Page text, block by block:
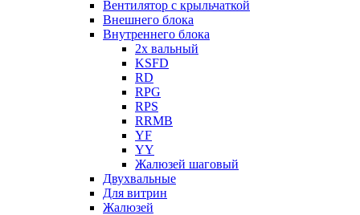
Вентилятор с крыльчаткой
Внешнего блока
Внутреннего блока
2х вальный
KSFD
RD
RPG
RPS
RRMB
YF
YY
Жалюзей шаговый
Двухвальные
Для витрин
Жалюзей